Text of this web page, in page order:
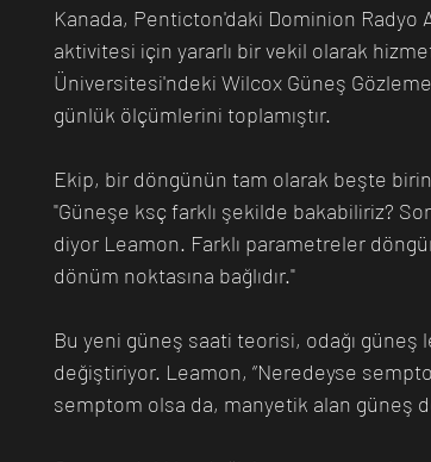
Kanada, Penticton'daki Dominion Radyo
aktivitesi için yararlı bir vekil olarak
Üniversitesi'ndeki Wilcox Güneş
günlük ölçümlerini toplamıştır.
Ekip, bir döngünün tam olarak beşte
"Güneşe ksç farklı şekilde bakabiliriz?
diyor Leamon. Farklı parametreler
dönüm noktasına bağlıdır."
Bu yeni güneş saati teorisi, odağı
değiştiriyor. Leamon, “Neredeyse
semptom olsa da, manyetik alan güneş